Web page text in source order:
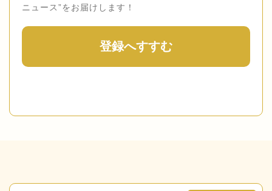
ニュース”をお届けします！
登録へすすむ